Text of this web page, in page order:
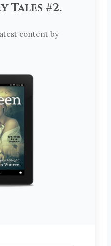
Tales #2.
content by